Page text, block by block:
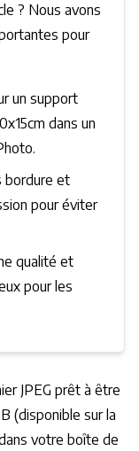
? Nous avons
pour
un support
dans un
bordure et
pour éviter
qualité et
pour les
JPEG prêt à être
(disponible sur la
votre boîte de